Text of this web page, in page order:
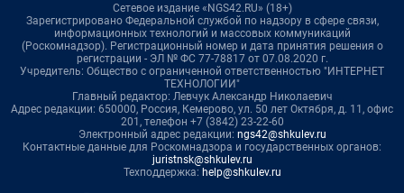
Сетевое издание «NGS42.RU» (18+)
Зарегистрировано Федеральной службой по надзору в сфере связи,
информационных технологий и массовых коммуникаций
(Роскомнадзор). Регистрационный номер и дата принятия решения о
регистрации - ЭЛ № ФС 77-78817 от 07.08.2020 г.
Учредитель: Общество с ограниченной ответственностью "ИНТЕРНЕТ
ТЕХНОЛОГИИ"
Главный редактор: Левчук Александр Николаевич
Адрес редакции: 650000, Россия, Кемерово, ул. 50 лет Октября, д. 11, офис
201, телефон +7 (3842) 23-22-60
Электронный адрес редакции: ngs42@shkulev.ru
Контактные данные для Роскомнадзора и государственных органов:
juristnsk@shkulev.ru
Техподдержка: help@shkulev.ru